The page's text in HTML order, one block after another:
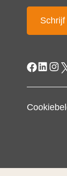
Schrijf